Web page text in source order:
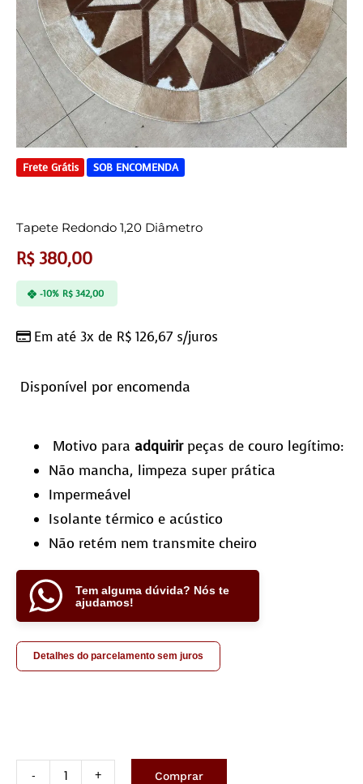
Frete Grátis SOB ENCOMENDA
Tapete Redondo 1,20 Diâmetro
R$380,00
Em até 3x de R$ 126,67 s/juros
-10% R$342,00
Disponível por encomenda
Motivo para adquirirpeças de couro legítimo:
Não mancha, limpeza super prática
Impermeável
Isolante térmico e acústico
Não retém nem transmite cheiro
Tem alguma dúvida? Nós te
ajudamos!
Detalhes do parcelamento sem juros
Comprar